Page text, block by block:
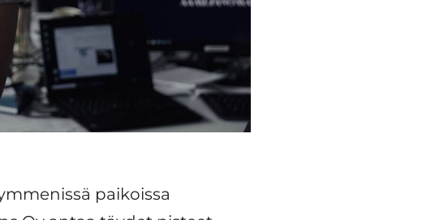
paikoissa